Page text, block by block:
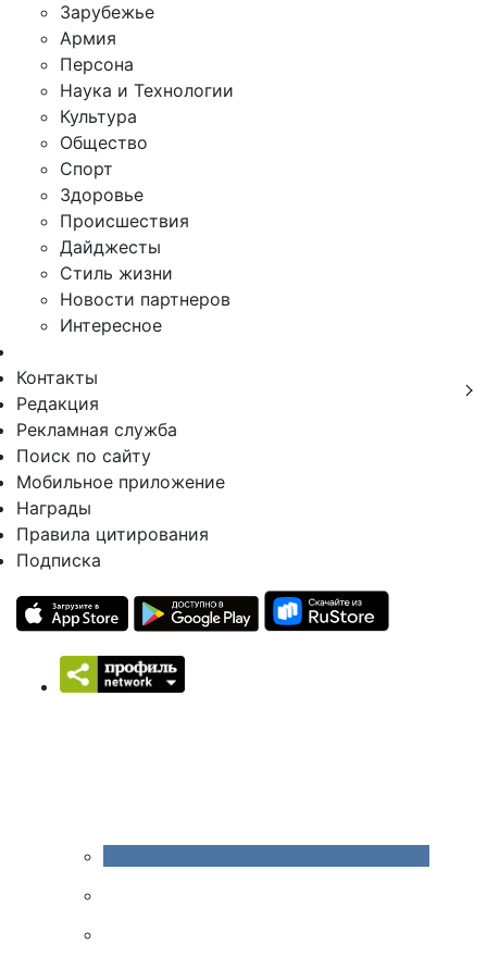
Зарубежье
Армия
Персона
Наука и Технологии
Культура
Общество
Спорт
Здоровье
Происшествия
Дайджесты
Стиль жизни
Новости партнеров
Интересное
Контакты
Редакция
Рекламная служба
Поиск по сайту
Мобильное приложение
Награды
Правила цитирования
Подписка